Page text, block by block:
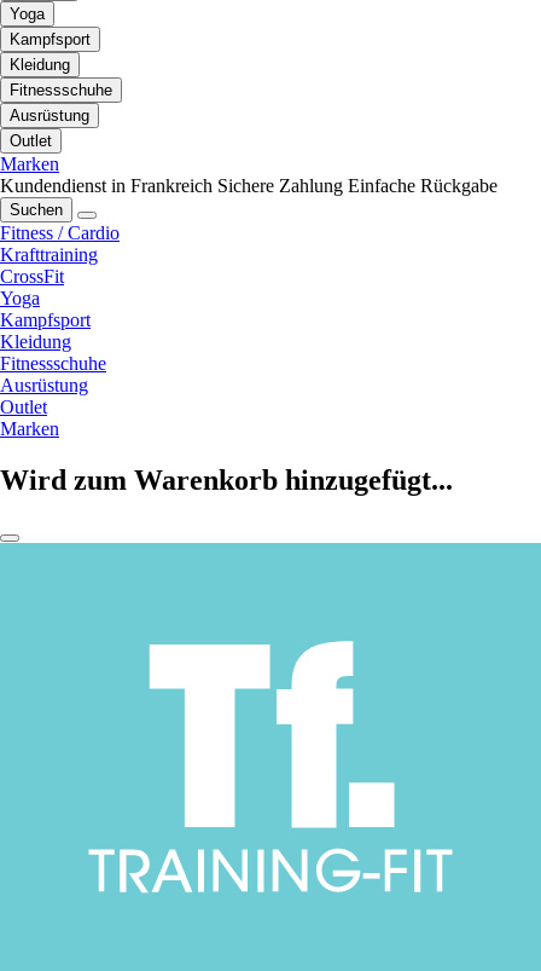
Yoga
Kampfsport
Kleidung
Fitnessschuhe
Ausrüstung
Outlet
Marken
Kundendienst in Frankreich Sichere Zahlung Einfache Rückgabe
Suchen
Fitness / Cardio
Krafttraining
CrossFit
Yoga
Kampfsport
Kleidung
Fitnessschuhe
Ausrüstung
Outlet
Marken
Wird zum Warenkorb hinzugefügt...